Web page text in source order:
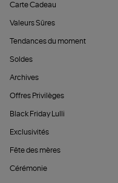
Carte Cadeau
Valeurs Sûres
Tendances du moment
Soldes
Archives
Offres Privilèges
Black Friday Lulli
Exclusivités
Fête des mères
Cérémonie